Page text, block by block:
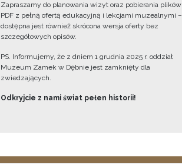
Zapraszamy do planowania wizyt oraz pobierania plików
PDF z pełną ofertą edukacyjną i lekcjami muzealnymi –
dostępna jest również skrócona wersja oferty bez
szczegółowych opisów.
PS. Informujemy, że z dniem 1 grudnia 2025 r. oddział
Muzeum Zamek w Dębnie jest zamknięty dla
zwiedzających.
Odkryjcie z nami świat pełen historii!